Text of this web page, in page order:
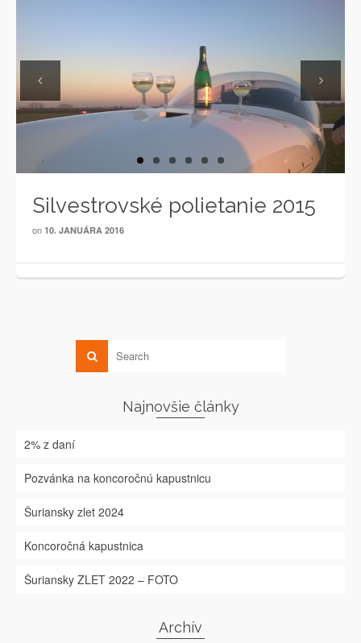
Previous Next
Silvestrovské polietanie 2015
on 10. JANUÁRA 2016
Najnovšie články
2% z daní
Pozvánka na koncoročnú kapustnicu
Šuriansky zlet 2024
Koncoročná kapustnica
Šuriansky ZLET 2022 – FOTO
Archív